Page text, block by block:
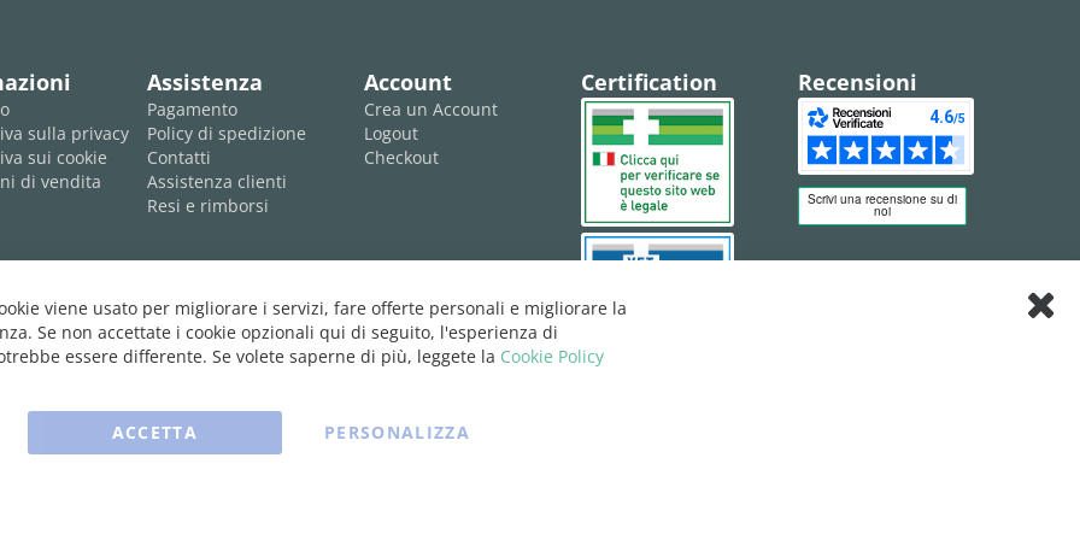
sulla privacy
sui cookie
di vendita
Assistenza
Pagamento
Policy di spedizione
Contatti
Assistenza clienti
Resi e rimborsi
Account
Crea un Account
Logout
Checkout
Certification Recensioni
viene usato per migliorare i servizi, fare offerte personali e migliorare la
Se non accettate i cookie opzionali qui di seguito, l'esperienza di
essere differente. Se volete saperne di più, leggete la Cookie Policy
ACCETTA PERSONALIZZA